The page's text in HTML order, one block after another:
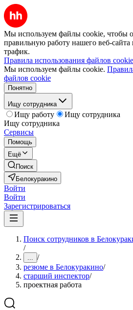
Мы используем файлы cookie, чтобы
правильную работу нашего веб-сайта
трафик.
Правила использования файлов cookie
Мы используем файлы cookie.
файлов cookie
Понятно
Ищу сотрудника
Ищу работу
Ищу сотрудника
Ищу сотрудника
Сервисы
Помощь
Ещё
Поиск
Белокуракино
Войти
Войти
Зарегистрироваться
Поиск сотрудников в
/
... /
резюме в Белокуракино/
старший инспектор/
проектная работа